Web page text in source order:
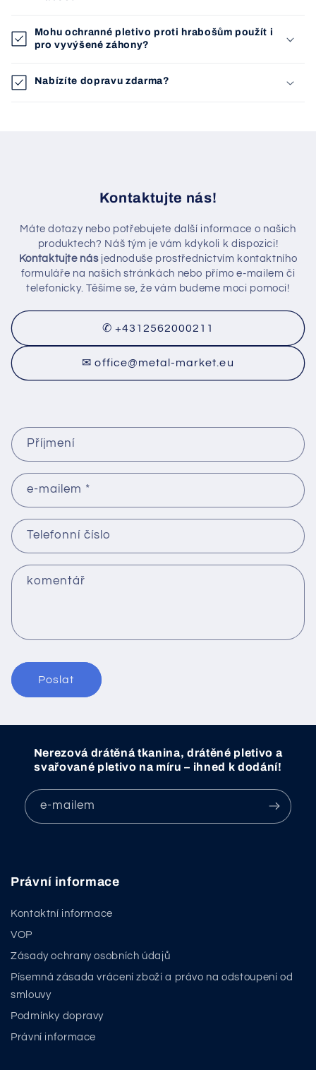
Mohu ochranné pletivo proti hrabošům použít i
pro vyvýšené záhony?
Nabízíte dopravu zdarma?
Kontaktujte nás!
Máte dotazy nebo potřebujete další informace o našich
produktech? Náš tým je vám kdykoli k dispozici!
Kontaktujte násjednoduše prostřednictvím kontaktního
formuláře na našich stránkách nebo přímo e‑mailem či
telefonicky. Těšíme se, že vám budeme moci pomoci!
✆ +4312562000211
✉ office@metal-market.eu
K
o
t
a
k
t
í
r
u
l
á
Příjmení
e-mailem *
Telefonní číslo
komentář
Poslat
Nerezová drátěná tkanina, drátěné pletivo a
svařované pletivo na míru – ihned k dodání!
e-mailem
Právní informace
Kontaktní informace
VOP
Zásady ochrany osobních údajů
Písemná zásada vrácení zboží a právo na odstoupení od
smlouvy
Podmínky dopravy
Právní informace